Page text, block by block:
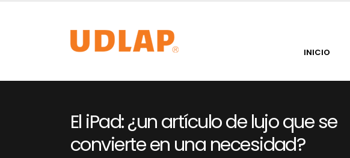
INICIO
El iPad: ¿un artículo de lujo que se
convierte en una necesidad?